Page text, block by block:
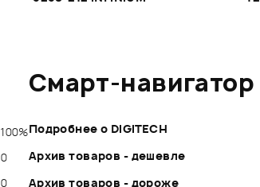
100%
0
0
Смарт-навигатор
Подробнее о DIGITECH
Архив товаров - дешевле
Архив товаров - дороже